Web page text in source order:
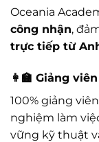
Oceania
công nhận,
trực tiếp từ
👩‍🏫 Giảng
100% giảng
nghiệm làm
vững kỹ thuật